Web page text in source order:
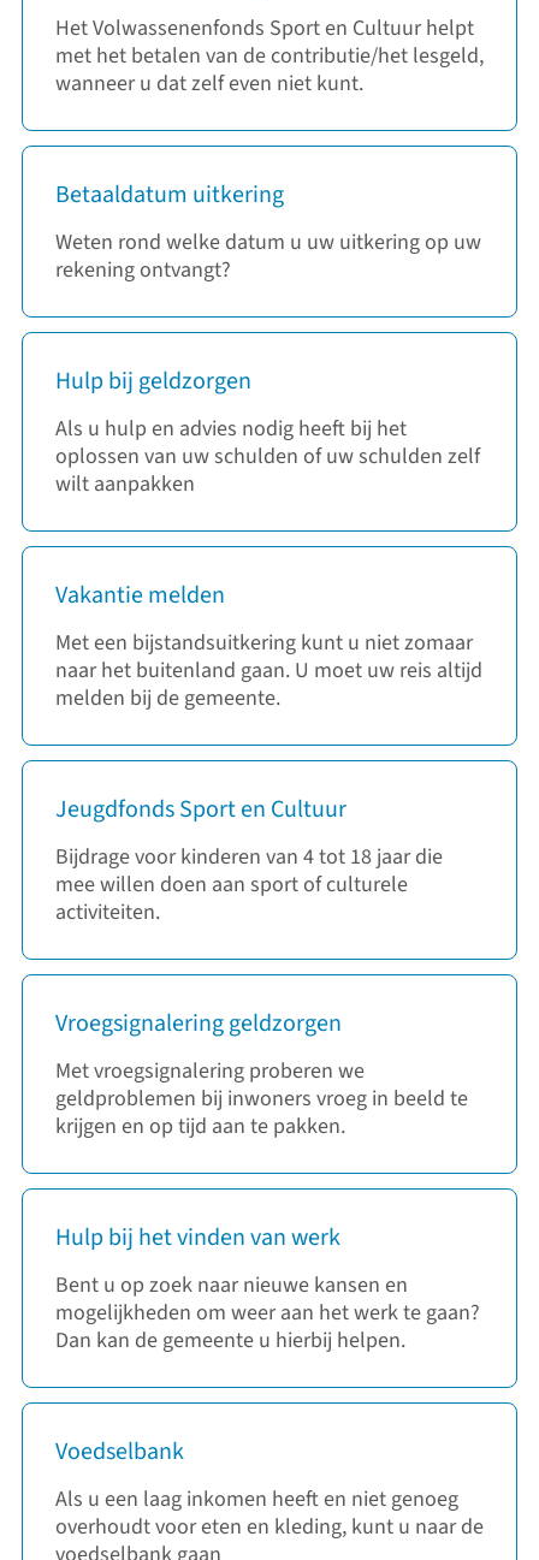
Het Volwassenenfonds Sport en Cultuur helpt
met het betalen van de contributie/het lesgeld,
wanneer u dat zelf even niet kunt.
Betaaldatum uitkering
Weten rond welke datum u uw uitkering op uw
rekening ontvangt?
Hulp bij geldzorgen
Als u hulp en advies nodig heeft bij het
oplossen van uw schulden of uw schulden zelf
wilt aanpakken
Vakantie melden
Met een bijstandsuitkering kunt u niet zomaar
naar het buitenland gaan. U moet uw reis altijd
melden bij de gemeente.
Jeugdfonds Sport en Cultuur
Bijdrage voor kinderen van 4 tot 18 jaar die
mee willen doen aan sport of culturele
activiteiten.
Vroegsignalering geldzorgen
Met vroegsignalering proberen we
geldproblemen bij inwoners vroeg in beeld te
krijgen en op tijd aan te pakken.
Hulp bij het vinden van werk
Bent u op zoek naar nieuwe kansen en
mogelijkheden om weer aan het werk te gaan?
Dan kan de gemeente u hierbij helpen.
Voedselbank
Als u een laag inkomen heeft en niet genoeg
overhoudt voor eten en kleding, kunt u naar de